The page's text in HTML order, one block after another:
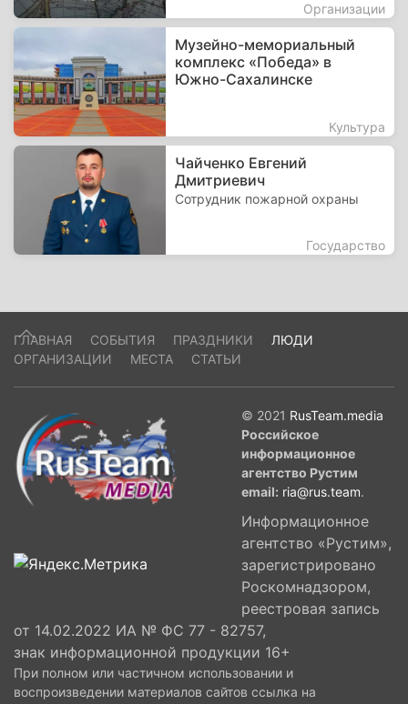
Организации
Музейно-мемориальный
комплекс «Победа» в
Южно-Сахалинске
Культура
Чайченко Евгений
Дмитриевич
Сотрудник пожарной охраны
Государство
ГЛАВНАЯ СОБЫТИЯ ПРАЗДНИКИ
ЛЮДИ
ОРГАНИЗАЦИИ
МЕСТА СТАТЬИ
© 2021 RusTeam.media
Российское
информационное
агентство Рустим
email: ria@rus.team.
Информационное
агентство «Рустим»,
зарегистрировано
Роскомнадзором,
реестровая запись
от 14.02.2022 ИА № ФС 77 - 82757,
знак информационной продукции 16+
При полном или частичном использовании и
воспроизведении материалов сайтов ссылка на